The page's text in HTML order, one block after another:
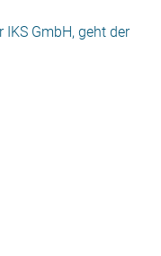
IKS GmbH, geht der